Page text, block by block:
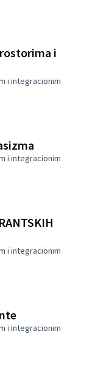
i
i integracionim
i integracionim
i integracionim
i integracionim